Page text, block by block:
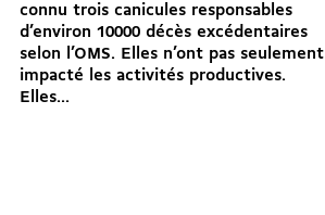
connu trois canicules responsables
d’environ 10000 décès excédentaires
selon l’OMS. Elles n’ont pas seulement
impacté les activités productives.
Elles...